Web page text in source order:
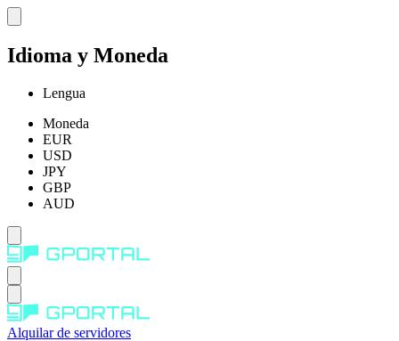
Idioma y Moneda
Lengua
Moneda
EUR
USD
JPY
GBP
AUD
Alquilar de servidores